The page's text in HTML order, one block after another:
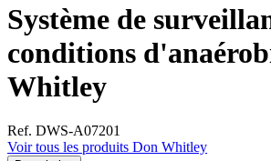
Système de
conditions
Whitley
Ref. DWS-A07201
Voir tous les produits Don Whitley